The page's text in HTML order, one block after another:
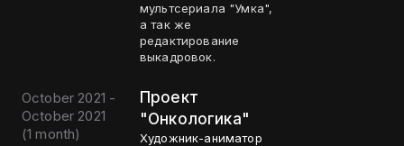
мультсериала "Умка",
а так же
редактирование
выкадровок.
October 2021 -
October 2021
(1 month)
Проект
"Онкологика"
Художник-аниматор